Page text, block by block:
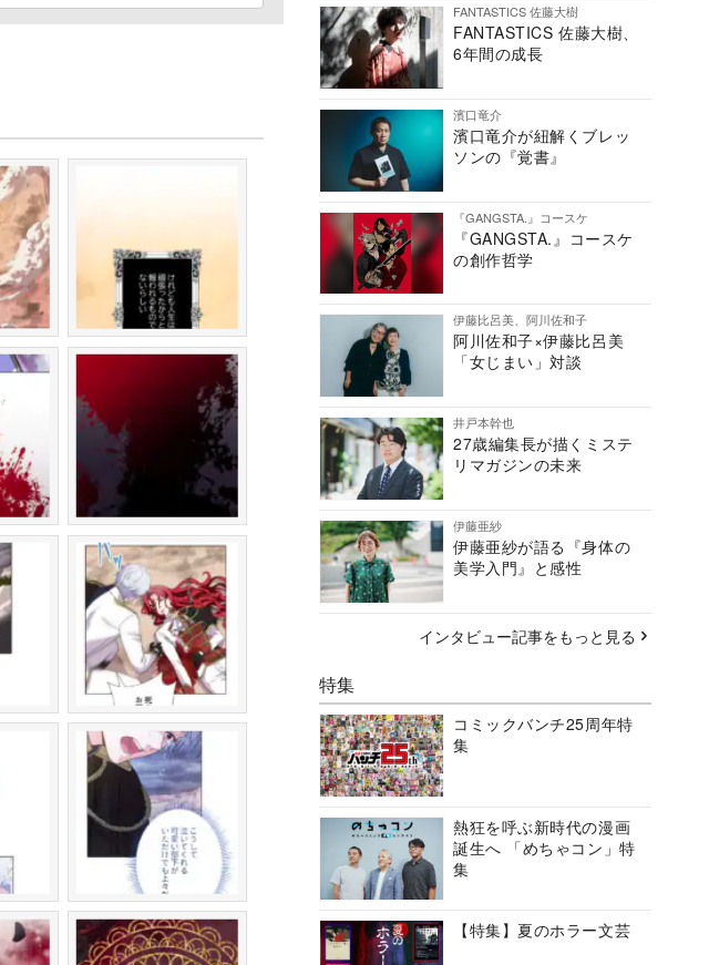
FANTASTICS 佐藤大樹
FANTASTICS 佐藤大樹、
6年間の成長
濱口竜介
濱口竜介が紐解くブレッ
ソンの『覚書』
『GANGSTA.』コースケ
『GANGSTA.』コースケ
の創作哲学
伊藤比呂美、阿川佐和子
阿川佐和子×伊藤比呂美
「女じまい」対談
井戸本幹也
27歳編集長が描くミステ
リマガジンの未来
伊藤亜紗
伊藤亜紗が語る『身体の
美学入門』と感性
インタビュー記事をもっと見る
特集
コミックバンチ25周年特
集
熱狂を呼ぶ新時代の漫画
誕生へ 「めちゃコン」特
集
【特集】夏のホラー文芸